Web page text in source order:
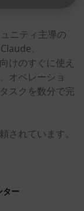
ニティ主導の
、
けのすぐに使え
オペレーショ
スクを数分で完
されています。
ター